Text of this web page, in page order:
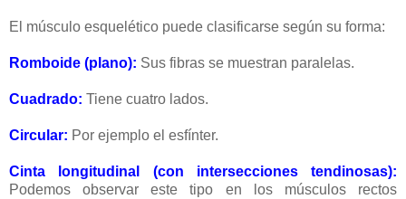
El músculo esquelético puede clasificarse según su forma:
Romboide (plano): Sus fibras se muestran paralelas.
Cuadrado: Tiene cuatro lados.
Circular: Por ejemplo el esfínter.
Cinta longitudinal (con intersecciones tendinosas):
Podemos observar este tipo en los músculos rectos